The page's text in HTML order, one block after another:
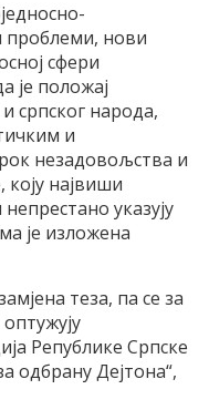
проблеми, нови
сфери
је положај
српског народа,
и
незадовољства и
највиши
указују
је изложена
теза, па се за
Републике Српске
одбрану Дејтона“,